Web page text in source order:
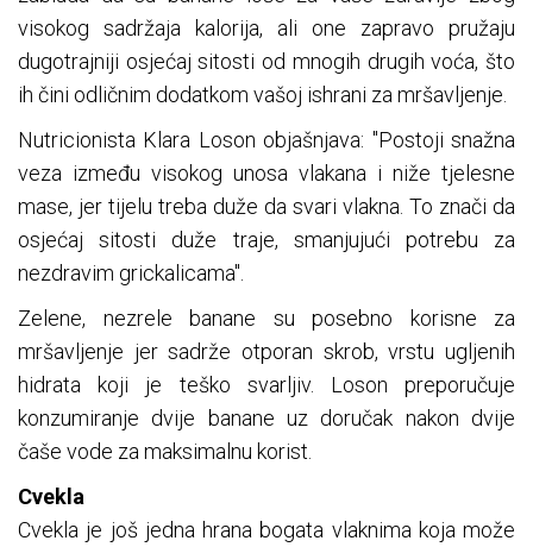
visokog sadržaja kalorija, ali one zapravo pružaju
dugotrajniji osjećaj sitosti od mnogih drugih voća, što
ih čini odličnim dodatkom vašoj ishrani za mršavljenje.
Nutricionista Klara Loson objašnjava: "Postoji snažna
veza između visokog unosa vlakana i niže tjelesne
mase, jer tijelu treba duže da svari vlakna. To znači da
osjećaj sitosti duže traje, smanjujući potrebu za
nezdravim grickalicama".
Zelene, nezrele banane su posebno korisne za
mršavljenje jer sadrže otporan skrob, vrstu ugljenih
hidrata koji je teško svarljiv. Loson preporučuje
konzumiranje dvije banane uz doručak nakon dvije
čaše vode za maksimalnu korist.
Cvekla
Cvekla je još jedna hrana bogata vlaknima koja može